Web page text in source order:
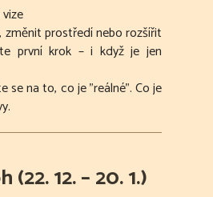
prostředí nebo rozšířit
první krok – i když je jen
se na to, co je "reálné". Co je
(22. 12. – 20. 1.)